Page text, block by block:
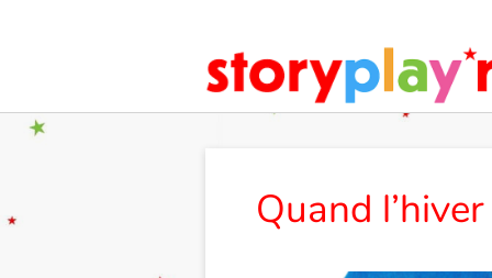
Quand